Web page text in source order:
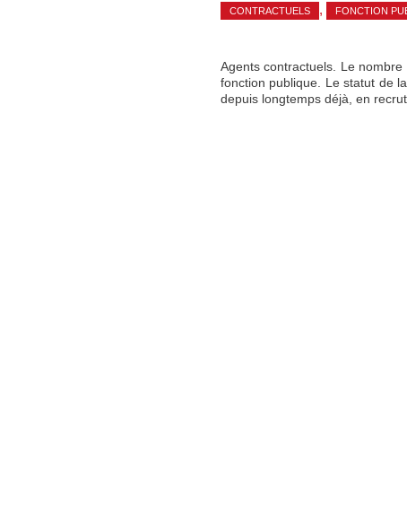
CONTRACTUELS , FONCTION
Agents contractuels. Le
fonction publique. Le statut de
depuis longtemps déjà, en